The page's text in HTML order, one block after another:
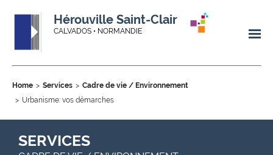
Hérouville Saint-Clair
CALVADOS • NORMANDIE
Home Services
Cadre de vie / Environnement
Urbanisme: vos démarches
SERVICES